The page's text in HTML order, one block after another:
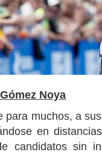
Noya
para muchos, a
en
candidatos sin